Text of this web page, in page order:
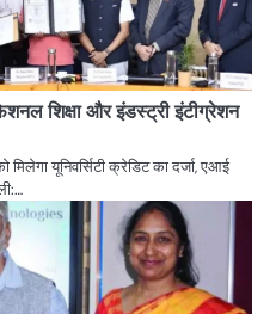
शिक्षा और इंडस्ट्री इंटीग्रेशन
यूनिवर्सिटी क्रेडिट का दर्जा, एआई